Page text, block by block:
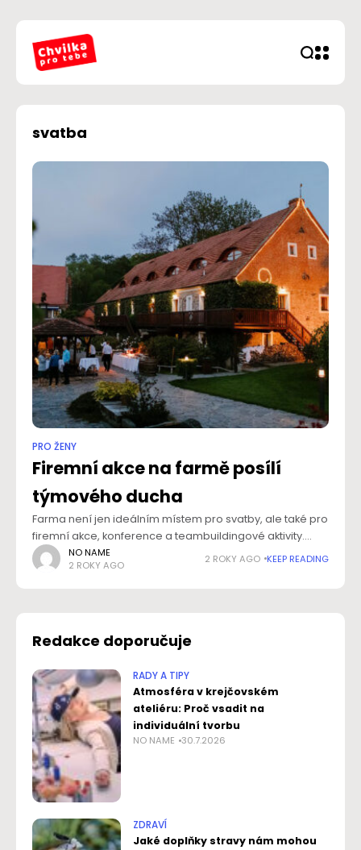
svatba
PRO ŽENY
Firemní akce na farmě posílí
týmového ducha
Farma není jen ideálním místem pro svatby, ale také pro
firemní akce, konference a teambuildingové aktivity.
Inspirativní prostředí farmy, obklopené krásnou
přírodou, poskytuje ideální podmínky pro soustředěnou
NO NAME
2 ROKY AGO
2 ROKY AGO KEEP READING
Redakce doporučuje
RADY A TIPY
Atmosféra v krejčovském
ateliéru: Proč vsadit na
individuální tvorbu
NO NAME 30.7.2026
ZDRAVÍ
Jaké doplňky stravy nám mohou